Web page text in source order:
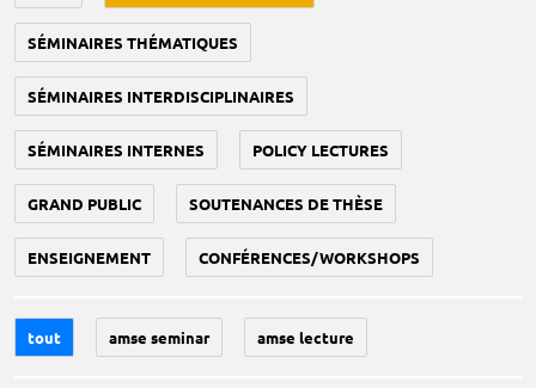
SÉMINAIRES THÉMATIQUES
SÉMINAIRES INTERDISCIPLINAIRES
SÉMINAIRES INTERNES POLICY LECTURES
GRAND PUBLIC SOUTENANCES DE THÈSE
ENSEIGNEMENT CONFÉRENCES/WORKSHOPS
tout amse seminar amse lecture